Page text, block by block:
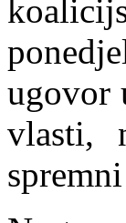
ugovor
vlasti,